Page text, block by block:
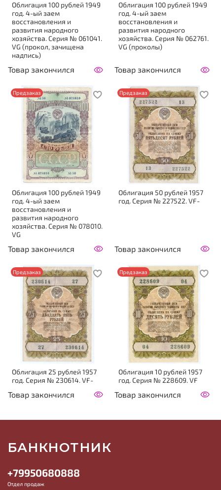
Облигация 100 рублей 1949
год. 4-ый заем
восстановления и
развития народного
хозяйства. Серия № 061041.
VG (прокол, зачищена
надпись)
Товар закончился
Облигация 100 рублей 1949
год. 4-ый заем
восстановления и
развития народного
хозяйства. Серия № 062761.
VG (проколы)
Товар закончился
Предзаказ
Облигация 100 рублей 1949
год. 4-ый заем
восстановления и
развития народного
хозяйства. Серия № 078010.
VG
Товар закончился
Предзаказ
Облигация 50 рублей 1957
год. Серия № 227522. VF-
Товар закончился
Предзаказ
Облигация 25 рублей 1957
год. Серия № 230614. VF-
Товар закончился
Предзаказ
Облигация 10 рублей 1957
год. Серия № 228609. VF
Товар закончился
+79950680888
Отдел продаж
БАНКНОТНИК